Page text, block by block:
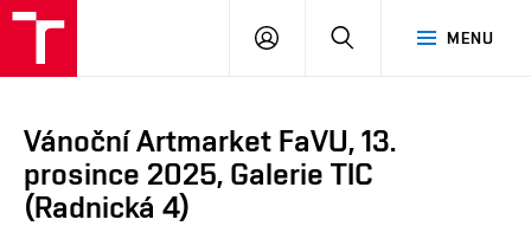
MENU
PŘIHLÁSIT
Vánoční Artmarket FaVU, 13.
prosince 2025, Galerie TIC
(Radnická 4)